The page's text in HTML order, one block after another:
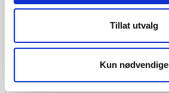
Tillat utvalg
Kun nødvendige